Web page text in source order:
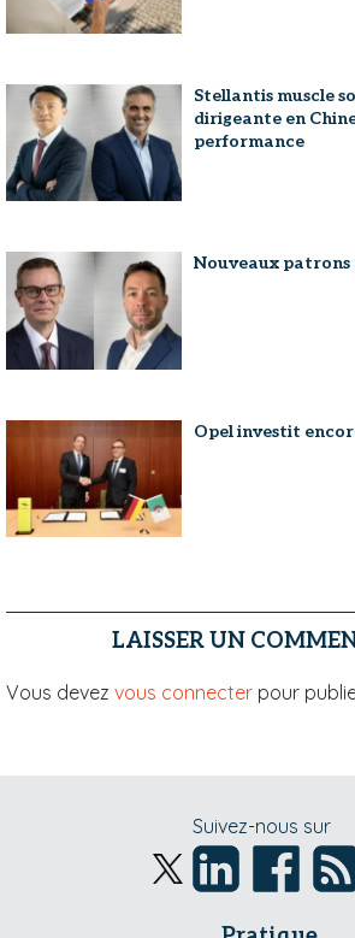
Stellantis muscle
dirigeante en
performance
Nouveaux patrons
Opel investit
LAISSER UN
Vous devez vous connecter pour
Suivez-nous sur